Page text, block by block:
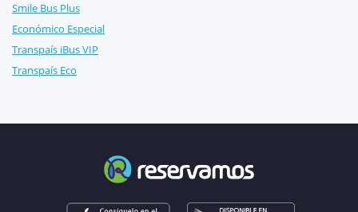
Smile Bus Plus
Económico Especial
Transpaís iBus VIP
Transpaís Eco